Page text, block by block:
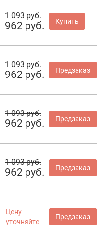
1 093 руб.
962 руб. Купить
1 093 руб.
962 руб. Предзаказ
1 093 руб.
962 руб. Предзаказ
1 093 руб.
962 руб. Предзаказ
Цену
уточняйте
Предзаказ